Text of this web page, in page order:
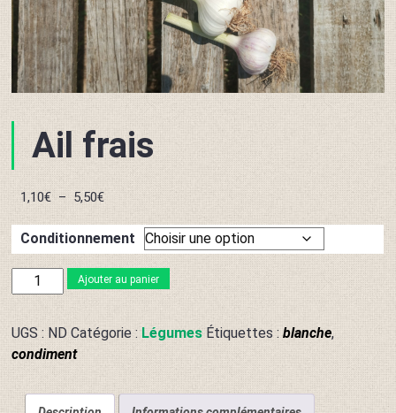
Ail frais
1,10€ – 5,50€Plage
de
prix :
1,10€
à
5,50€
Conditionnement
quantité
de
Ail
frais
Ajouter au panier
UGS :ND Catégorie :Légumes Étiquettes :blanche,
condiment